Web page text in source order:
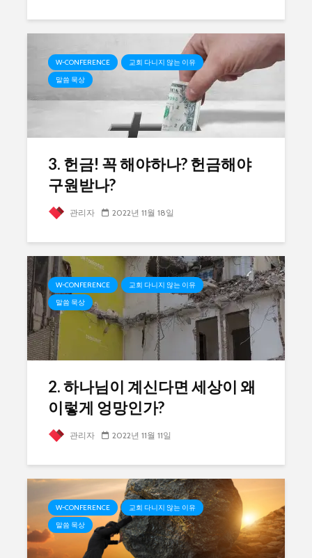
W-CONFERENCE
교회 다니지 않는 이유
말씀 묵상
3. 헌금! 꼭 해야하나? 헌금해야
구원받나?
관리자 2022년 11월 18일
W-CONFERENCE
교회 다니지 않는 이유
말씀 묵상
2. 하나님이 계신다면 세상이 왜
이렇게 엉망인가?
관리자 2022년 11월 11일
W-CONFERENCE
교회 다니지 않는 이유
말씀 묵상